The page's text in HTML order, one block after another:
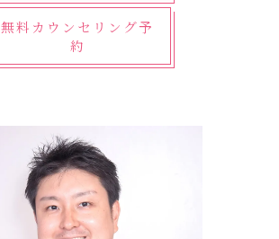
無料カウンセリング予
約